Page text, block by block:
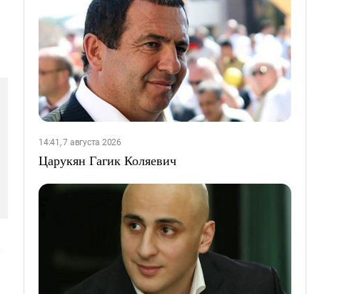
14:41, 7 августа 2026
Царукян Гагик Коляевич